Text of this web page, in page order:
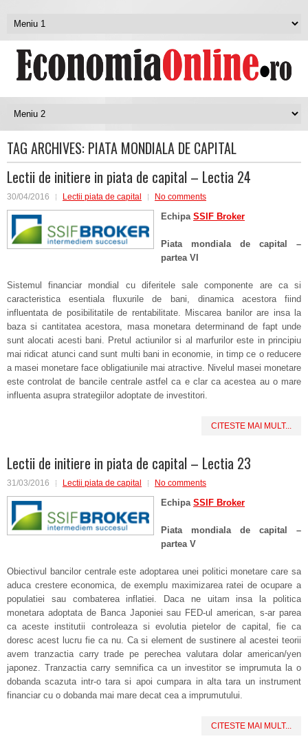
TAG ARCHIVES: PIATA MONDIALA DE CAPITAL
Lectii de initiere in piata de capital – Lectia 24
30/04/2016 Lectii piata de capital No comments
Echipa SSIF Broker
Piata mondiala de capital –
partea VI
Sistemul financiar mondial cu diferitele sale componente are ca si
caracteristica esentiala fluxurile de bani, dinamica acestora fiind
influentata de posibilitatile de rentabilitate. Miscarea banilor are insa la
baza si cantitatea acestora, masa monetara determinand de fapt unde
sunt alocati acesti bani. Pretul actiunilor si al marfurilor este in principiu
mai ridicat atunci cand sunt multi bani in economie, in timp ce o reducere
a masei monetare face obligatiunile mai atractive. Nivelul masei monetare
este controlat de bancile centrale astfel ca e clar ca acestea au o mare
influenta asupra strategiilor adoptate de investitori.
CITESTE MAI MULT...
Lectii de initiere in piata de capital – Lectia 23
31/03/2016 Lectii piata de capital No comments
Echipa SSIF Broker
Piata mondiala de capital –
partea V
Obiectivul bancilor centrale este adoptarea unei politici monetare care sa
aduca crestere economica, de exemplu maximizarea ratei de ocupare a
populatiei sau combaterea inflatiei. Daca ne uitam insa la politica
monetara adoptata de Banca Japoniei sau FED-ul american, s-ar parea
ca aceste institutii controleaza si evolutia pietelor de capital, fie ca
doresc acest lucru fie ca nu. Ca si element de sustinere al acestei teorii
avem tranzactia carry trade pe perechea valutara dolar american/yen
japonez. Tranzactia carry semnifica ca un investitor se imprumuta la o
dobanda scazuta intr-o tara si apoi cumpara in alta tara un instrument
financiar cu o dobanda mai mare decat cea a imprumutului.
CITESTE MAI MULT...